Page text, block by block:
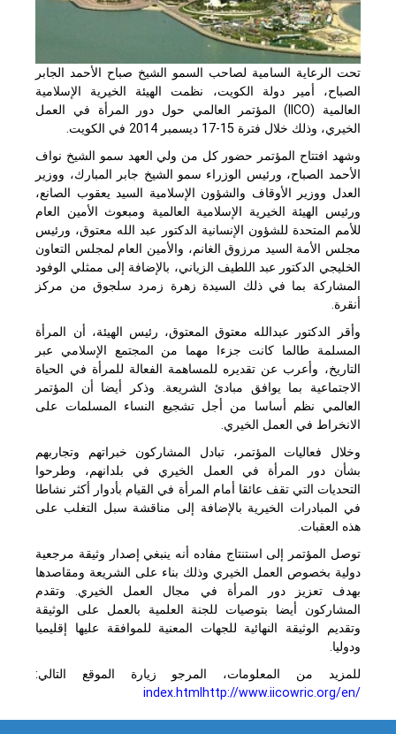
تحت الرعاية السامية لصاحب السمو الشيخ صباح الأحمد الجابر
الصباح، أمير دولة الكويت، نظمت الهيئة الخيرية الإسلامية
العالمية(IICO)المؤتمر العالمي حول دور المرأة في العمل
الخيري، وذلك خلال فترة 15-17 ديسمبر 2014 في الكويت.
وشهد افتتاح المؤتمر حضور كل من ولي العهد سمو الشيخ نواف
الأحمد الصباح، ورئيس الوزراء سمو الشيخ جابر المبارك، ووزير
العدل ووزير الأوقاف والشؤون الإسلامية السيد يعقوب الصانع،
ورئيس الهيئة الخيرية الإسلامية العالمية ومبعوث الأمين العام
للأمم المتحدة للشؤون الإنسانية الدكتور عبد الله معتوق، ورئيس
مجلس الأمة السيد مرزوق الغانم، والأمين العام لمجلس التعاون
الخليجي الدكتور عبد اللطيف الزياني، بالإضافة إلى ممثلي الوفود
المشاركة بما في ذلك السيدة زهرة زمرد سلجوق من مركز
أنقرة.
وأقر الدكتور عبدالله معتوق المعتوق، رئيس الهيئة، أن المرأة
المسلمة طالما كانت جزءا مهما من المجتمع الإسلامي عبر
التاريخ، وأعرب عن تقديره للمساهمة الفعالة للمرأة في الحياة
الاجتماعية بما يوافق مبادئ الشريعة. وذكر أيضا أن المؤتمر
العالمي نظم أساسا من أجل تشجيع النساء المسلمات على
الانخراط في العمل الخيري.
وخلال فعاليات المؤتمر، تبادل المشاركون خبراتهم وتجاربهم
بشأن دور المرأة في العمل الخيري في بلدانهم، وطرحوا
التحديات التي تقف عائقا أمام المرأة في القيام بأدوار أكثر نشاطا
في المبادرات الخيرية بالإضافة إلى مناقشة سبل التغلب على
هذه العقبات.
توصل المؤتمر إلى استنتاج مفاده أنه ينبغي إصدار وثيقة مرجعية
دولية بخصوص العمل الخيري وذلك بناء على الشريعة ومقاصدها
بهدف تعزيز دور المرأة في مجال العمل الخيري. وتقدم
المشاركون أيضا بتوصيات للجنة العلمية بالعمل على الوثيقة
وتقديم الوثيقة النهائية للجهات المعنية للموافقة عليها إقليميا
ودوليا.
للمزيد من المعلومات، المرجو زيارة الموقع التالي:
http://www.iicowric.org/en/
index.html